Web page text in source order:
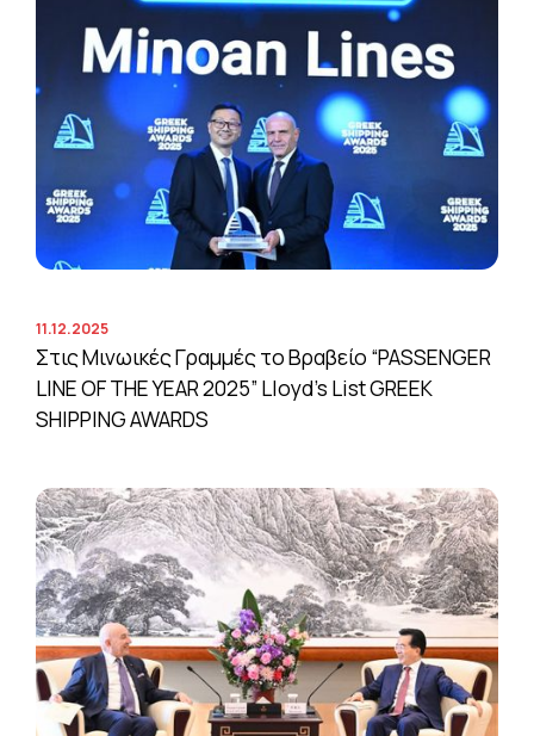
11.12.2025
Στις Μινωικές Γραμμές το Βραβείο “PASSENGER
LINE OF THE YEAR 2025” Lloyd’s List GREEK
SHIPPING AWARDS